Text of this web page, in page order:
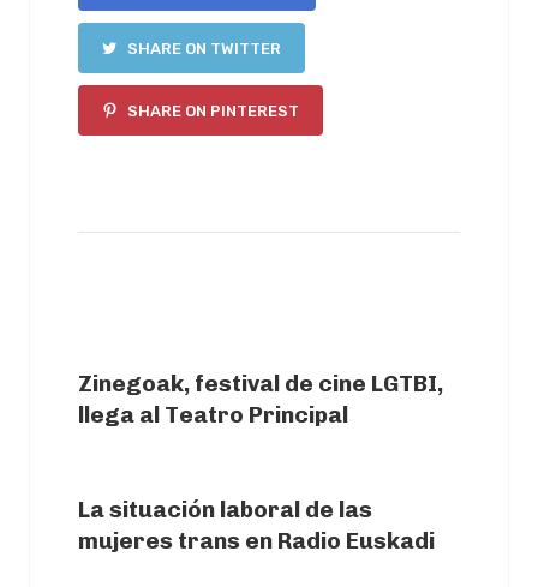
SHARE ON TWITTER
SHARE ON PINTEREST
Zinegoak, festival de cine LGTBI,
llega al Teatro Principal
La situación laboral de las
mujeres trans en Radio Euskadi